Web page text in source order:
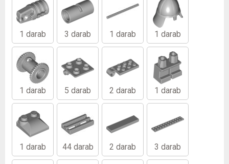
1 darab 3 darab 1 darab 1 darab
1 darab 5 darab 2 darab 1 darab
1 darab 44 darab 2 darab 3 darab